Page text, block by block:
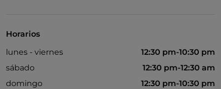
Bancomat
Horarios
lunes - viernes
12:30 pm-10:30 pm
sábado
12:30 pm-12:30 am
domingo
12:30 pm-10:30 pm